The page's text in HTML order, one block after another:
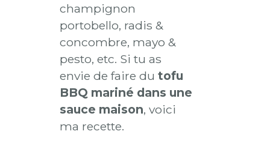
champignon
portobello, radis &
concombre, mayo &
pesto, etc. Si tu as
envie de faire du tofu
BBQ mariné dans une
sauce maison, voici
ma recette.